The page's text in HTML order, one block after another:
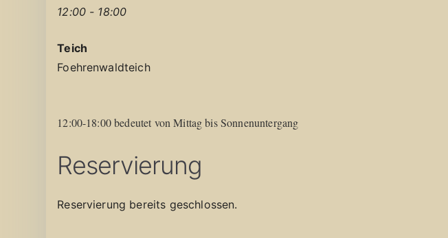
12:00 - 18:00
Teich
Foehrenwaldteich
12:00-18:00 bedeutet von Mittag bis Sonnenuntergang
Reservierung
Reservierung bereits geschlossen.